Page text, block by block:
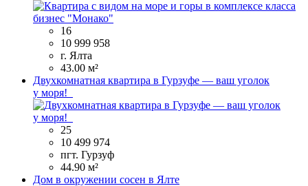
16
10 999 958
г. Ялта
43.00 м²
Двухкомнатная квартира в Гурзуфе — ваш уголок
у моря!
25
10 499 974
пгт. Гурзуф
44.90 м²
Дом в окружении сосен в Ялте